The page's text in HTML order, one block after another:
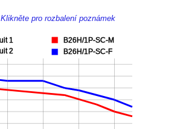
Klikněte pro rozbalení poznámek